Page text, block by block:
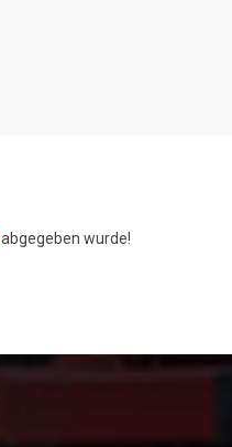
abgegeben wurde!